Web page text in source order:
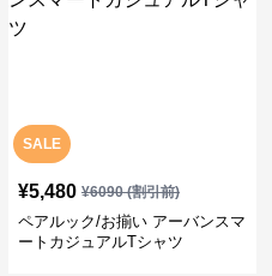
SALE
¥5,480 ¥6090(割引前)
ペアルック/お揃い アーバンスマ
ートカジュアルTシャツ